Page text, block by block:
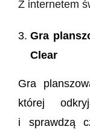
Z internetem
Gra
Clear
Gra
której
i sprawdzą